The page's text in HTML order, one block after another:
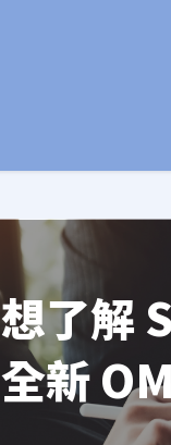
想了解
全新